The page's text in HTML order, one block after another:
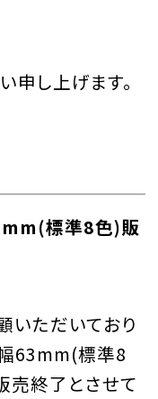
申し上げます。
標準8色)販
いただいており
63mm(標準8
売終了とさせて